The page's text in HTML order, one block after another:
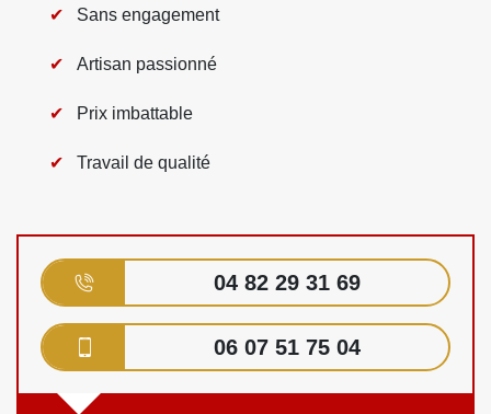
Sans engagement
Artisan passionné
Prix imbattable
Travail de qualité
04 82 29 31 69
06 07 51 75 04